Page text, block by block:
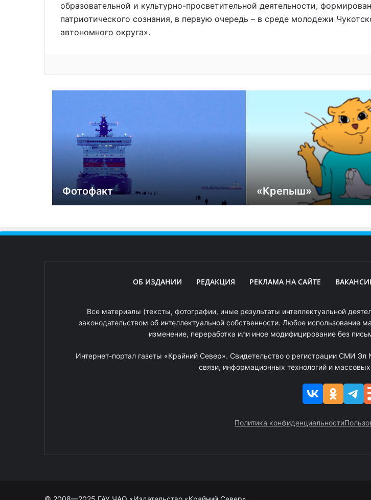
образовательной и культурно-просветительной деятельности,
патриотического сознания, в первую очередь – в среде молодежи
автономного округа».
Фотофакт «Крепыш»
ОБ ИЗДАНИИ РЕДАКЦИЯ РЕКЛАМА НА САЙТЕ
Все материалы (тексты, фотографии, иные результаты интеллектуальной
законодательством об интеллектуальной собственности. Любое
изменение, переработка или иное модифицирование без
Интернет-портал газеты «Крайний Север». Свидетельство о регистрации СМИ
связи, информационных технологий и
Политика конфиденциальности